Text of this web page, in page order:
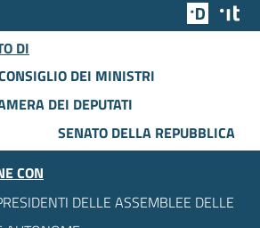
Team
DI
DEI MINISTRI
DEI DEPUTATI
SENATO DELLA REPUBBLICA
CON
DELLE ASSEMBLEE DELLE